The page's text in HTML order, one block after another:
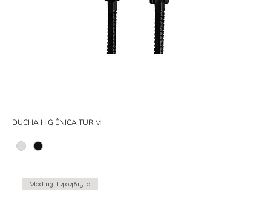
DUCHA HIGIÊNICA TURIM
Mod.1131 I 40461510